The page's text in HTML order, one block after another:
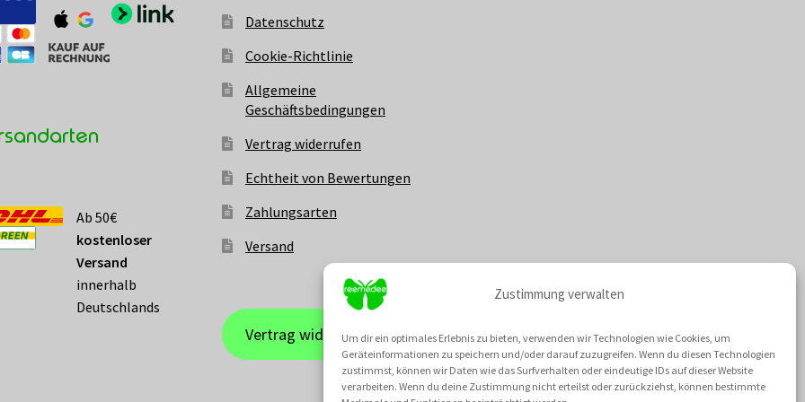
Zustimmung verwalten
Um dir ein optimales Erlebnis zu bieten, verwenden wir Technologien wie Cookies, um
Geräteinformationen zu speichern und/oder darauf zuzugreifen. Wenn du diesen Technologien
zustimmst, können wir Daten wie das Surfverhalten oder eindeutige IDs auf dieser Website
verarbeiten. Wenn du deine Zustimmung nicht erteilst oder zurückziehst, können bestimmte
Ab 50€
kostenloser
Versand
innerhalb
Deutschlands
Datenschutz
Cookie-Richtlinie
Allgemeine
Geschäftsbedingungen
Vertrag widerrufen
Echtheit von Bewertungen
Zahlungsarten
Versand
Vertrag widerrufen